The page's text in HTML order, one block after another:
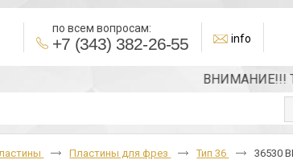
по всем вопросам:
+7 (343) 382-26-55 info
ВНИМАНИЕ!!!
Пластины для фрез Тип 36 36530